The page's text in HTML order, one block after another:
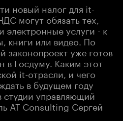
новый налог для it-
могут обязать тех,
электронные услуги - к
книги или видео. По
законопроект уже готов
в Госдуму. Каким этот
it-отрасли, и чего
в будущем году
студии управляющий
AT Consulting Сергей